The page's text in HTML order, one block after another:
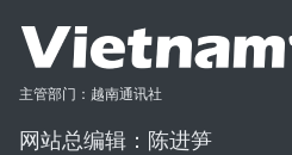
主管部门：越南通讯社
网站总编辑：陈进笋